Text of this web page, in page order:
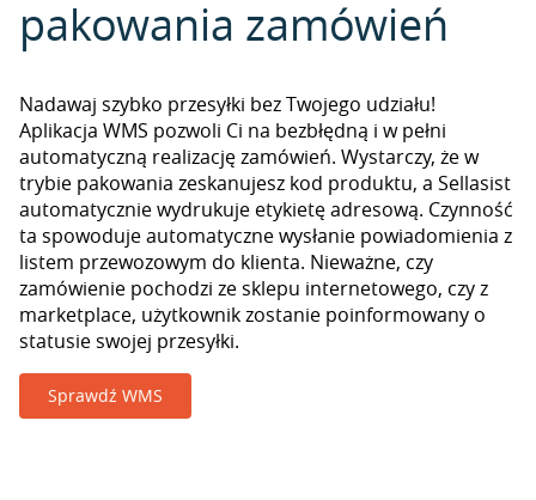
pakowania zamówień
Nadawaj szybko przesyłki bez Twojego udziału!
Aplikacja WMS pozwoli Ci na bezbłędną i w pełni
automatyczną realizację zamówień. Wystarczy, że w
trybie pakowania zeskanujesz kod produktu, a Sellasist
automatycznie wydrukuje etykietę adresową. Czynność
ta spowoduje automatyczne wysłanie powiadomienia z
listem przewozowym do klienta. Nieważne, czy
zamówienie pochodzi ze sklepu internetowego, czy z
marketplace, użytkownik zostanie poinformowany o
statusie swojej przesyłki.
Sprawdź WMS